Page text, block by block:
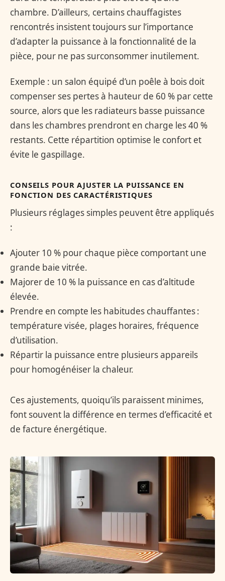
chambre. D’ailleurs, certains chauffagistes
rencontrés insistent toujours sur l’importance
d’adapter la puissance à la fonctionnalité de la
pièce, pour ne pas surconsommer inutilement.
Exemple : un salon équipé d’un poêle à bois doit
compenser ses pertes à hauteur de 60 % par cette
source, alors que les radiateurs basse puissance
dans les chambres prendront en charge les 40 %
restants. Cette répartition optimise le confort et
évite le gaspillage.
CONSEILS POUR AJUSTER LA PUISSANCE EN
FONCTION DES CARACTÉRISTIQUES
Plusieurs réglages simples peuvent être appliqués
:
Ajouter 10 % pour chaque pièce comportant une
grande baie vitrée.
Majorer de 10 % la puissance en cas d’altitude
élevée.
Prendre en compte les habitudes chauffantes :
température visée, plages horaires, fréquence
d’utilisation.
Répartir la puissance entre plusieurs appareils
pour homogénéiser la chaleur.
Ces ajustements, quoiqu’ils paraissent minimes,
font souvent la différence en termes d’efficacité et
de facture énergétique.